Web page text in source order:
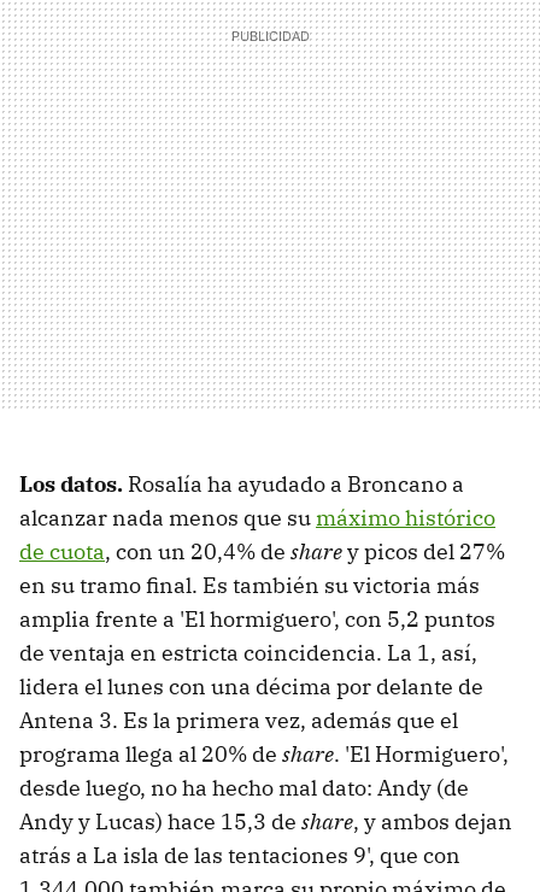
Los datos. Rosalía ha ayudado a Broncano a
alcanzar nada menos que sumáximo histórico
de cuota, con un 20,4% de sharey picos del 27%
en su tramo final. Es también su victoria más
amplia frente a 'El hormiguero', con 5,2 puntos
de ventaja en estricta coincidencia. La 1, así,
lidera el lunes con una décima por delante de
Antena 3. Es la primera vez, además que el
programa llega al 20% de share. 'El Hormiguero',
desde luego, no ha hecho mal dato: Andy (de
Andy y Lucas) hace 15,3 de share, y ambos dejan
atrás a La isla de las tentaciones 9', que con